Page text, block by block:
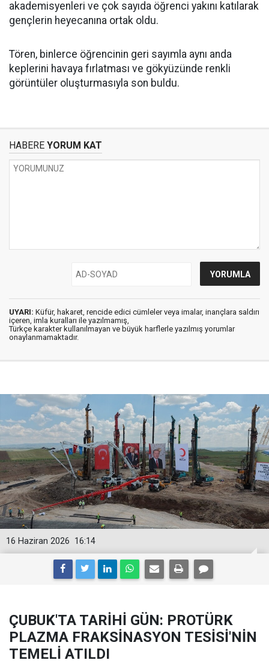
akademisyenleri ve çok sayıda öğrenci yakını katılarak
gençlerin heyecanına ortak oldu.
Tören, binlerce öğrencinin geri sayımla aynı anda
keplerini havaya fırlatması ve gökyüzünde renkli
görüntüler oluşturmasıyla son buldu.
HABERE YORUM KAT
UYARI: Küfür, hakaret, rencide edici cümleler veya imalar, inançlara saldırı
içeren, imla kuralları ile yazılmamış,
Türkçe karakter kullanılmayan ve büyük harflerle yazılmış yorumlar
onaylanmamaktadır.
16:14
16 Haziran 2026
ÇUBUK'TA TARİHİ GÜN: PROTÜRK
PLAZMA FRAKSİNASYON TESİSİ'NİN
TEMELİ ATILDI